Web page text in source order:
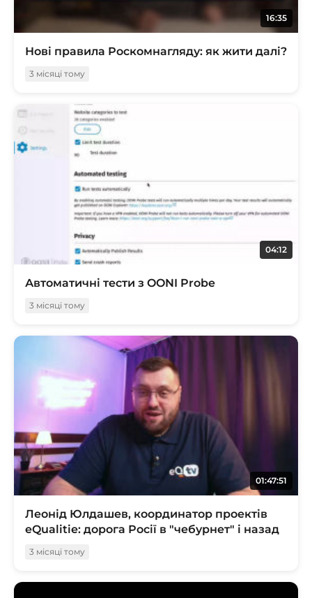
16:35
Нові правила Роскомнагляду: як жити далі?
3 місяці тому
04:12
Автоматичні тести з OONI Probe
3 місяці тому
01:47:51
Леонід Юлдашев, координатор проектів
eQualitie: дорога Росії в "чебурнет" і назад
3 місяці тому